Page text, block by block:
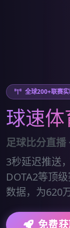
全球200+联赛
球速体
足球比分直播
3秒延迟推送
DOTA2等顶
数据，为620
免费